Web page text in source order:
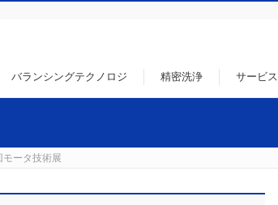
バランシングテクノロジ 精密洗浄 サービス
ータ技術展